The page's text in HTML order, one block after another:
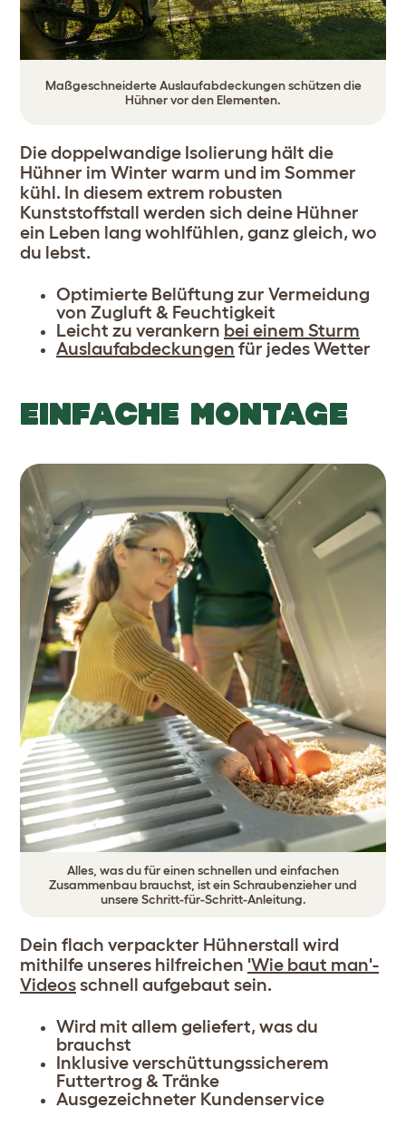
Maßgeschneiderte Auslaufabdeckungen schützen die
Hühner vor den Elementen.
Die doppelwandige Isolierung hält die
Hühner im Winter warm und im Sommer
kühl. In diesem extrem robusten
Kunststoffstall werden sich deine Hühner
ein Leben lang wohlfühlen, ganz gleich, wo
du lebst.
Optimierte Belüftung zur Vermeidung
von Zugluft & Feuchtigkeit
Leicht zu verankern bei einem Sturm
Auslaufabdeckungen für jedes Wetter
EINFACHE MONTAGE
Alles, was du für einen schnellen und einfachen
Zusammenbau brauchst, ist ein Schraubenzieher und
unsere Schritt-für-Schritt-Anleitung.
Dein flach verpackter Hühnerstall wird
mithilfe unseres hilfreichen 'Wie baut man'-
Videosschnell aufgebaut sein.
Wird mit allem geliefert, was du
brauchst
Inklusive verschüttungssicherem
Futtertrog & Tränke
Ausgezeichneter Kundenservice